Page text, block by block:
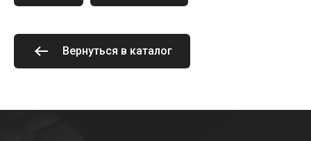
Вернуться в каталог